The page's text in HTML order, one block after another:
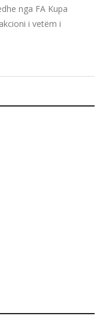
nga FA Kupa
i vetëm i